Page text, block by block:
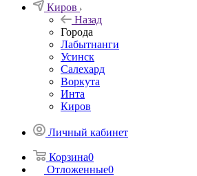
Киров
Назад
Города
Лабытнанги
Усинск
Салехард
Воркута
Инта
Киров
Личный кабинет
Корзина0
Отложенные0